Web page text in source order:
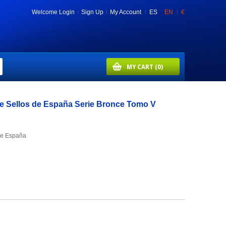
€
ES EN
WelcomeLogin Sign Up My Account
MY CART (0)
Sellos de España Serie Bronce Tomo V
España